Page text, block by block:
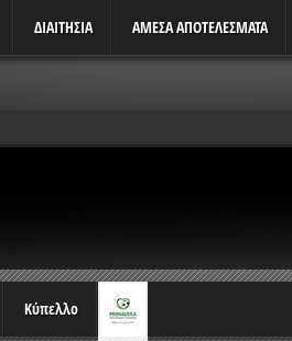
ΔΙΑΙΤΗΣΙΑ ΑΜΕΣΑ ΑΠΟΤΕΛΕΣΜΑΤΑ
Κύπελλο